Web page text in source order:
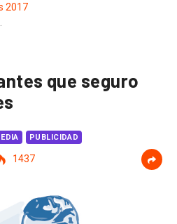
2017
que seguro
PUBLICIDAD
1437